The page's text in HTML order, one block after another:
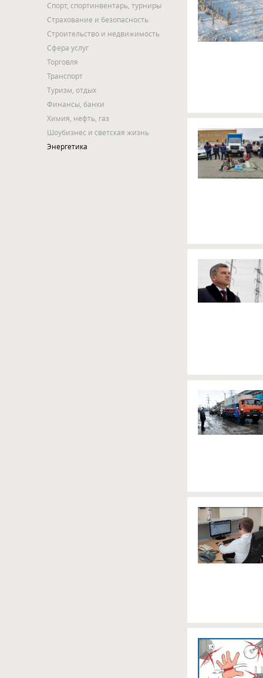
Спорт, спортинвентарь, турниры
Страхование и безопасность
Строительство и недвижимость
Сфера услуг
Торговля
Транспорт
Туризм, отдых
Финансы, банки
Химия, нефть, газ
Шоубизнес и светская жизнь
Энергетика